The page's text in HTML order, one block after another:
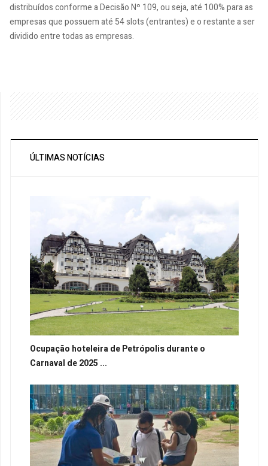
distribuídos conforme a Decisão Nº 109, ou seja, até 100% para as
empresas que possuem até 54 slots (entrantes) e o restante a ser
dividido entre todas as empresas.
ÚLTIMAS NOTÍCIAS
Ocupação hoteleira de Petrópolis durante o
Carnaval de 2025 ...